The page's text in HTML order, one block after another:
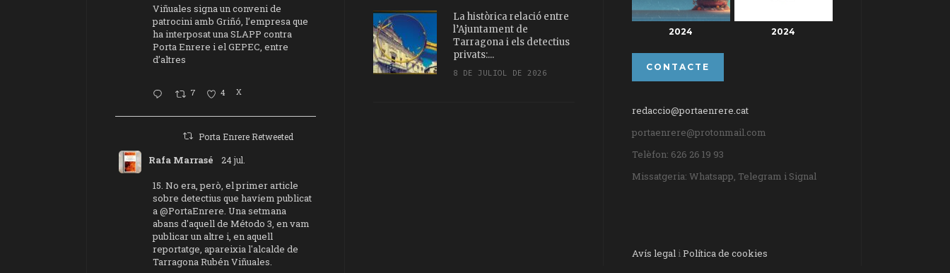
Viñuales signa un conveni de
patrocini amb Griñó, l’empresa que
ha interposat una SLAPP contra
Porta Enrere i el GEPEC, entre
d’altres
7 4 X
Porta Enrere Retweeted
Rafa Marrasé 24 jul.
15. No era, però, el primer article
sobre detectius que havíem publicat
a@PortaEnrere. Una setmana
abans d'aquell de Método 3, en vam
publicar un altre i, en aquell
reportatge, apareixia l'alcalde de
Tarragona Rubén Viñuales.
La històrica relació entre
l’Ajuntament de
Tarragona i els detectius
privats:...
8 DE JULIOL DE 2026
2024 2024
CONTACTE
redaccio@portaenrere.cat
portaenrere@protonmail.com
Telèfon: 626 26 19 93
Missatgeria: Whatsapp, Telegram i Signal
Avís legaliPolítica de cookies